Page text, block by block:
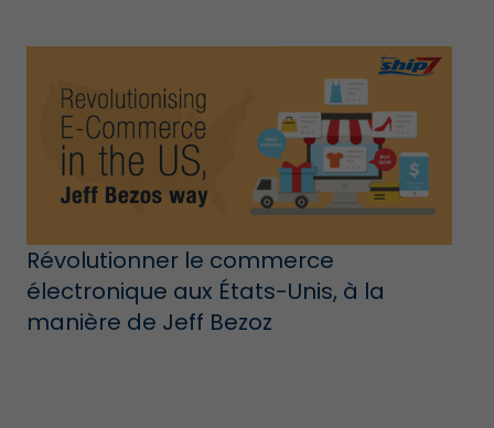
Révolutionner le commerce
électronique aux États-Unis, à la
manière de Jeff Bezoz